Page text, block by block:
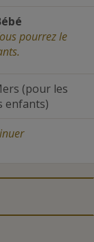
pourrez le
(pour les
enfants)